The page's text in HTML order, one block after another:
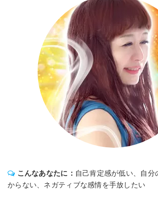
こんなあなたに： 自己肯定感が低い、自分
からない、ネガティブな感情を手放したい